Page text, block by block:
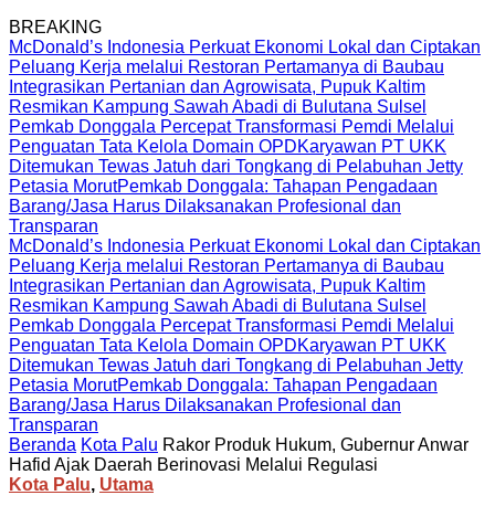
BREAKING
McDonald’s Indonesia Perkuat Ekonomi Lokal dan Ciptakan
Peluang Kerja melalui Restoran Pertamanya di Baubau
Integrasikan Pertanian dan Agrowisata, Pupuk Kaltim
Resmikan Kampung Sawah Abadi di Bulutana Sulsel
Pemkab Donggala Percepat Transformasi Pemdi Melalui
Penguatan Tata Kelola Domain OPDKaryawan PT UKK
Ditemukan Tewas Jatuh dari Tongkang di Pelabuhan Jetty
Petasia MorutPemkab Donggala: Tahapan Pengadaan
Barang/Jasa Harus Dilaksanakan Profesional dan
Transparan
McDonald’s Indonesia Perkuat Ekonomi Lokal dan Ciptakan
Peluang Kerja melalui Restoran Pertamanya di Baubau
Integrasikan Pertanian dan Agrowisata, Pupuk Kaltim
Resmikan Kampung Sawah Abadi di Bulutana Sulsel
Pemkab Donggala Percepat Transformasi Pemdi Melalui
Penguatan Tata Kelola Domain OPDKaryawan PT UKK
Ditemukan Tewas Jatuh dari Tongkang di Pelabuhan Jetty
Petasia MorutPemkab Donggala: Tahapan Pengadaan
Barang/Jasa Harus Dilaksanakan Profesional dan
Transparan
Beranda Kota Palu Rakor Produk Hukum, Gubernur Anwar
Hafid Ajak Daerah Berinovasi Melalui Regulasi
Kota Palu, Utama